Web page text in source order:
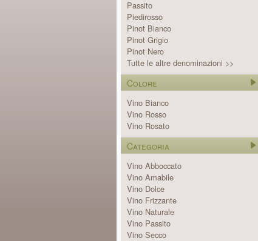
Passito
Piedirosso
Pinot Bianco
Pinot Grigio
Pinot Nero
Tutte le altre denominazioni >>
Colore
Vino Bianco
Vino Rosso
Vino Rosato
Categoria
Vino Abboccato
Vino Amabile
Vino Dolce
Vino Frizzante
Vino Naturale
Vino Passito
Vino Secco